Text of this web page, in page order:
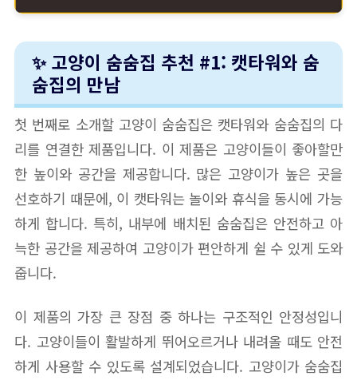
✨ 고양이 숨숨집 추천 #1: 캣타워와 숨
숨집의 만남
첫 번째로 소개할 고양이 숨숨집은 캣타워와 숨숨집의 다
리를 연결한 제품입니다. 이 제품은 고양이들이 좋아할만
한 높이와 공간을 제공합니다. 많은 고양이가 높은 곳을
선호하기 때문에, 이 캣타워는 놀이와 휴식을 동시에 가능
하게 합니다. 특히, 내부에 배치된 숨숨집은 안전하고 아
늑한 공간을 제공하여 고양이가 편안하게 쉴 수 있게 도와
줍니다.
이 제품의 가장 큰 장점 중 하나는 구조적인 안정성입니
다. 고양이들이 활발하게 뛰어오르거나 내려올 때도 안전
하게 사용할 수 있도록 설계되었습니다. 고양이가 숨숨집